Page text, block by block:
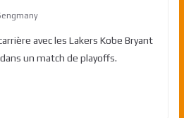
avec les Lakers Kobe Bryant
un match de playoffs.